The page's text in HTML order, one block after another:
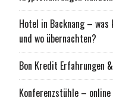
Hotel in Backnang –
und wo übernachten?
Bon Kredit Erfahrungen
Konferenzstühle –